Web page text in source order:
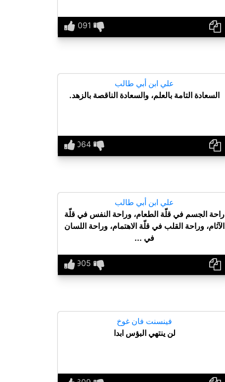
علي ابن أبي طالب
السعادة التامة بالعلم، والسعادة الناقصة بالزهد.
علي ابن أبي طالب
راحة الجسم في قلّة الطعام، وراحة النفس في قلّة
الآثام، وراحة القلب في قلّة الاهتمام، وراحة اللسان
في ...
فينسنت فان غوخ
لن ينتهي البؤس ابدا